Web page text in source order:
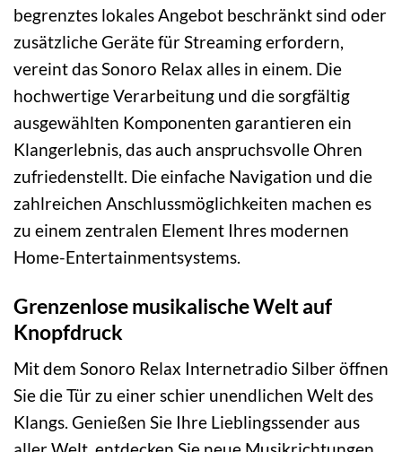
begrenztes lokales Angebot beschränkt sind oder
zusätzliche Geräte für Streaming erfordern,
vereint das Sonoro Relax alles in einem. Die
hochwertige Verarbeitung und die sorgfältig
ausgewählten Komponenten garantieren ein
Klangerlebnis, das auch anspruchsvolle Ohren
zufriedenstellt. Die einfache Navigation und die
zahlreichen Anschlussmöglichkeiten machen es
zu einem zentralen Element Ihres modernen
Home-Entertainmentsystems.
Grenzenlose musikalische Welt auf
Knopfdruck
Mit dem Sonoro Relax Internetradio Silber öffnen
Sie die Tür zu einer schier unendlichen Welt des
Klangs. Genießen Sie Ihre Lieblingssender aus